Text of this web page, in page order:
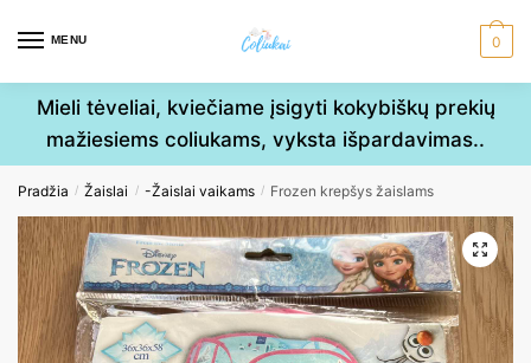
MENU 0
Mieli tėveliai, kviečiame įsigyti kokybiškų prekių
mažiesiems coliukams, vyksta išpardavimas..
Pradžia / Žaislai / -Žaislai vaikams / Frozen krepšys žaislams